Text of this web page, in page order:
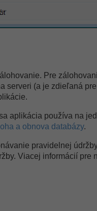
Pre
serveri (a je zdieľaná
aplikácia používa na
a obnova databázy.
pravidelnej
Viacej informácií